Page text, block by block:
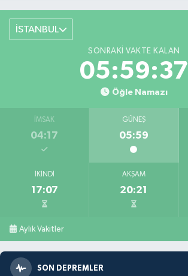
İSTANBUL
SONRAKI VAKTE KALAN
05:59:35
Öğle Namazı
İMSAK
04:17
GÜNEŞ
05:59
İKINDI
17:07
AKŞAM
20:21
Aylık Vakitler
SON DEPREMLER